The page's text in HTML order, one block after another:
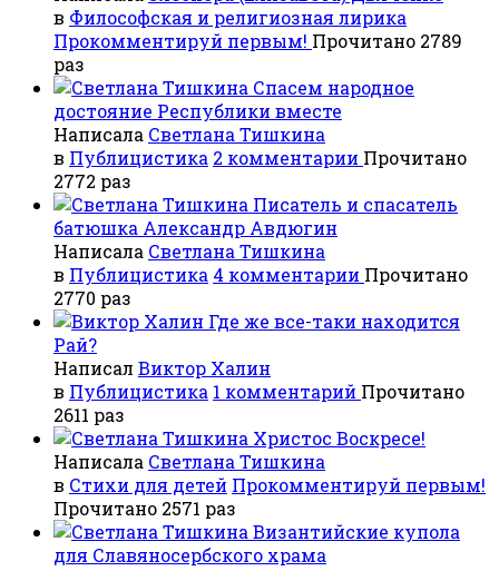
в Философская и религиозная лирика
Прокомментируй первым! Прочитано 2789
раз
Спасем народное
достояние Республики вместе
Написала Светлана Тишкина
в Публицистика 2 комментарии Прочитано
2772 раз
Писатель и спасатель
батюшка Александр Авдюгин
Написала Светлана Тишкина
в Публицистика 4 комментарии Прочитано
2770 раз
Где же все-таки находится
Рай?
Написал Виктор Халин
в Публицистика 1 комментарий Прочитано
2611 раз
Христос Воскресе!
Написала Светлана Тишкина
в Стихи для детей Прокомментируй первым!
Прочитано 2571 раз
Византийские купола
для Славяносербского храма